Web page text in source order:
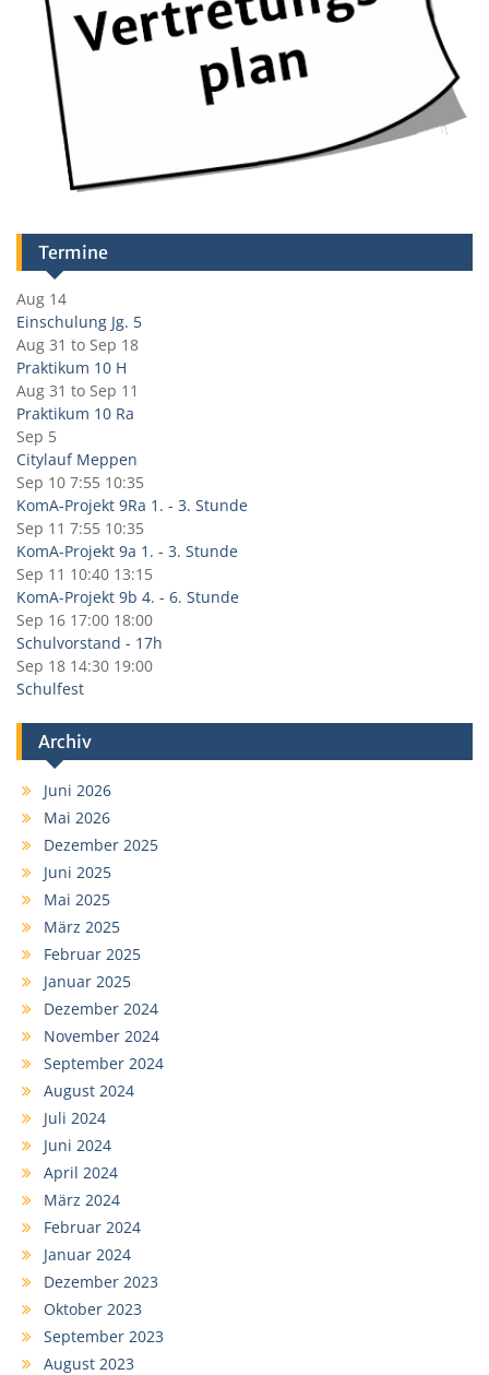
Termine
Aug 14
Einschulung Jg. 5
Aug 31 to Sep 18
Praktikum 10 H
Aug 31 to Sep 11
Praktikum 10 Ra
Sep 5
Citylauf Meppen
Sep 10 7:55 10:35
KomA-Projekt 9Ra 1. - 3. Stunde
Sep 11 7:55 10:35
KomA-Projekt 9a 1. - 3. Stunde
Sep 11 10:40 13:15
KomA-Projekt 9b 4. - 6. Stunde
Sep 16 17:00 18:00
Schulvorstand - 17h
Sep 18 14:30 19:00
Schulfest
Archiv
Juni 2026
Mai 2026
Dezember 2025
Juni 2025
Mai 2025
März 2025
Februar 2025
Januar 2025
Dezember 2024
November 2024
September 2024
August 2024
Juli 2024
Juni 2024
April 2024
März 2024
Februar 2024
Januar 2024
Dezember 2023
Oktober 2023
September 2023
August 2023